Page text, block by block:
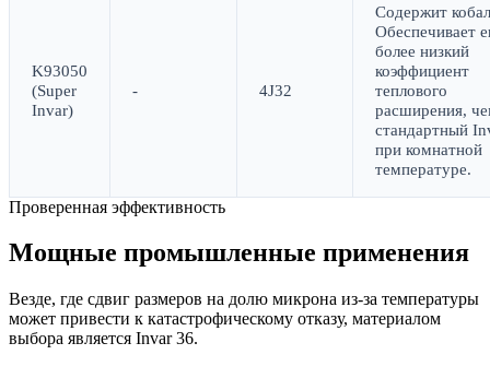
K93050
(Super
Invar)
- 4J32
Содержит
Обеспечивает
более низкий
коэффициент
теплового
расширения,
стандартный
при комнатной
температуре.
Проверенная эффективность
Мощные промышленные применения
Везде, где сдвиг размеров на долю микрона из-за температуры
может привести к катастрофическому отказу, материалом
выбора является Invar 36.